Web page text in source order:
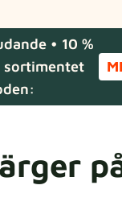
• 10 %
sortimentet